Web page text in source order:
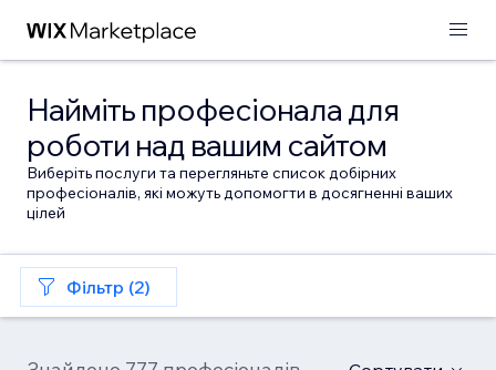
Найміть професіонала для
роботи над вашим сайтом
Виберіть послуги та перегляньте список добірних
професіоналів, які можуть допомогти в досягненні ваших
цілей
Фільтр (2)